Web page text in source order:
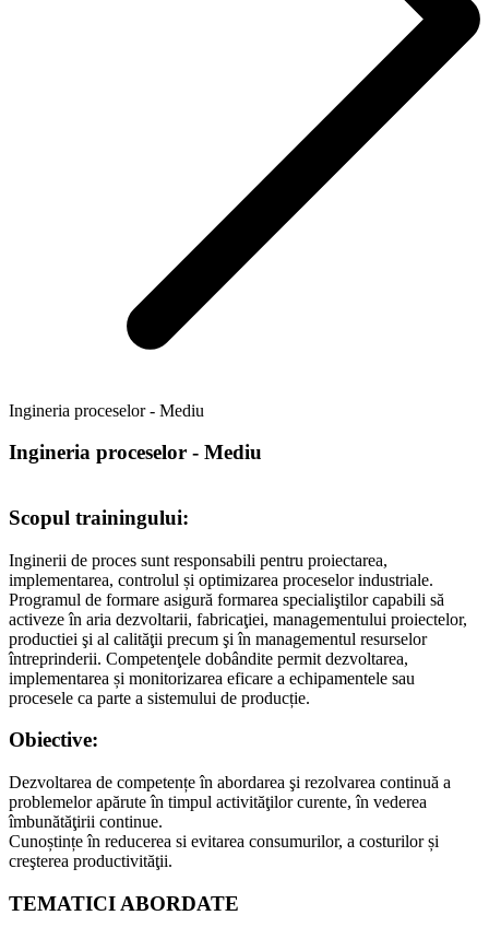
Ingineria proceselor - Mediu
Ingineria proceselor - Mediu
Scopul trainingului:
Inginerii de proces sunt responsabili pentru proiectarea,
implementarea, controlul și optimizarea proceselor industriale.
Programul de formare asigură formarea specialiştilor capabili să
activeze în aria dezvoltarii, fabricaţiei, managementului proiectelor,
productiei şi al calităţii precum şi în managementul resurselor
întreprinderii. Competenţele dobândite permit dezvoltarea,
implementarea și monitorizarea eficare a echipamentele sau
procesele ca parte a sistemului de producție.
Obiective:
Dezvoltarea de competențe în abordarea şi rezolvarea continuă a
problemelor apărute în timpul activităţilor curente, în vederea
îmbunătăţirii continue.
Cunoștințe în reducerea si evitarea consumurilor, a costurilor și
creşterea productivităţii.
TEMATICI ABORDATE